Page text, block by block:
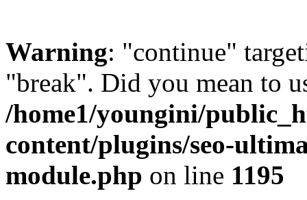
Warning: "continue"
"break". Did you mean to
/home1/youngini/
content/plugins/seo-
module.php on line 1195